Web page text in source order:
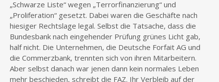
„Schwarze Liste“ wegen „Terrorfinanzierung“ und
„Proliferation“ gesetzt. Dabei waren die Geschäfte nach
hiesiger Rechtslage legal. Selbst die Tatsache, dass die
Bundesbank nach eingehender Prüfung grünes Licht gab,
half nicht. Die Unternehmen, die Deutsche Forfait AG und
die Commerzbank, trennten sich von ihren Mitarbeitern.
Aber selbst danach war jenen dann kein normales Leben
mehr beschieden, schreibt die FAZ. Ihr Verbleib auf der